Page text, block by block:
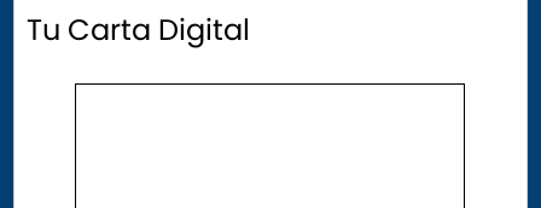
Tu Carta Digital